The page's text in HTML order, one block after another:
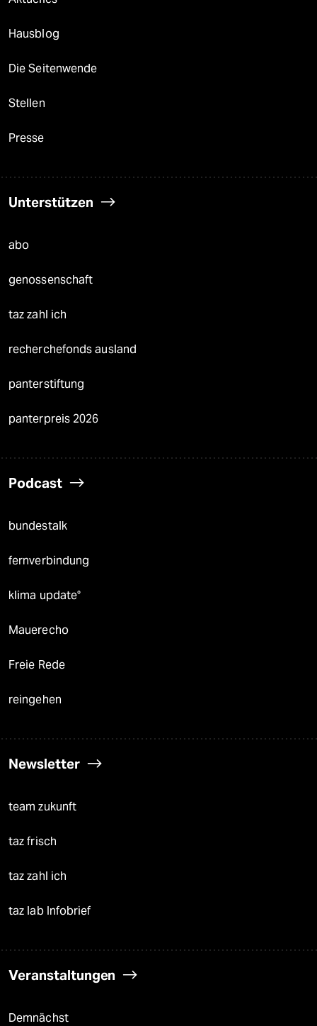
Hausblog
Die Seitenwende
Stellen
Presse
Unterstützen
abo
genossenschaft
taz zahl ich
recherchefonds ausland
panterstiftung
panterpreis 2026
Podcast
bundestalk
fernverbindung
klima update°
Mauerecho
Freie Rede
reingehen
Newsletter
team zukunft
taz frisch
taz zahl ich
taz lab Infobrief
Veranstaltungen
Demnächst